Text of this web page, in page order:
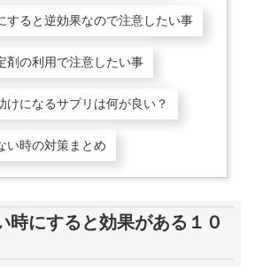
すると逆効果なので注意したい事
剤の利用で注意したい事
けになるサプリは何が良い？
い時の対策まとめ
時にすると効果がある１０